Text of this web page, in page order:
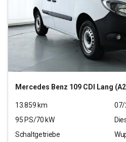
Mercedes Benz 109 CDI Lang (A2) (M1) (EURO 6d-
13.859 km
07/
95 PS/70 kW
Schaltgetriebe